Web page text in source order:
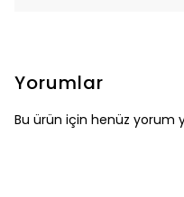
Yorumlar
Bu ürün için henüz yorum